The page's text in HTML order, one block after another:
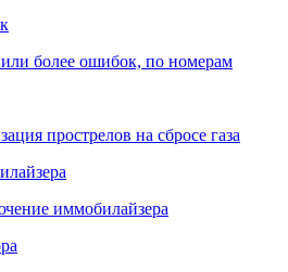
более ошибок, по номерам
прострелов на сбросе газа
иммобилайзера